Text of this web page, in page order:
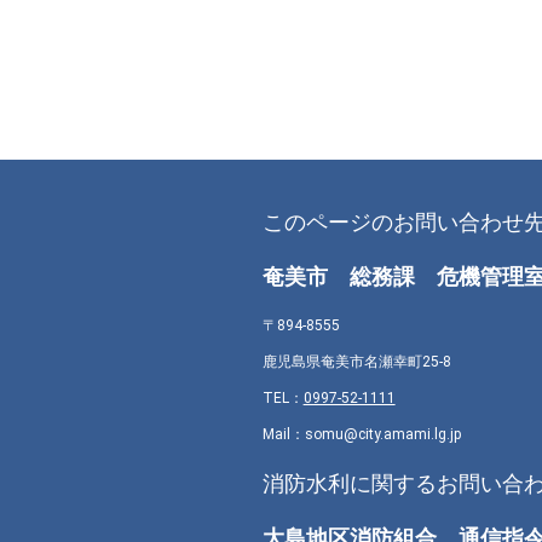
このページのお問い合わせ
奄美市 総務課 危機管理
〒894-8555
鹿児島県奄美市名瀬幸町25-8
TEL： 0997-52-1111
Mail：somu@city.amami.lg.jp
消防水利に関するお問い合